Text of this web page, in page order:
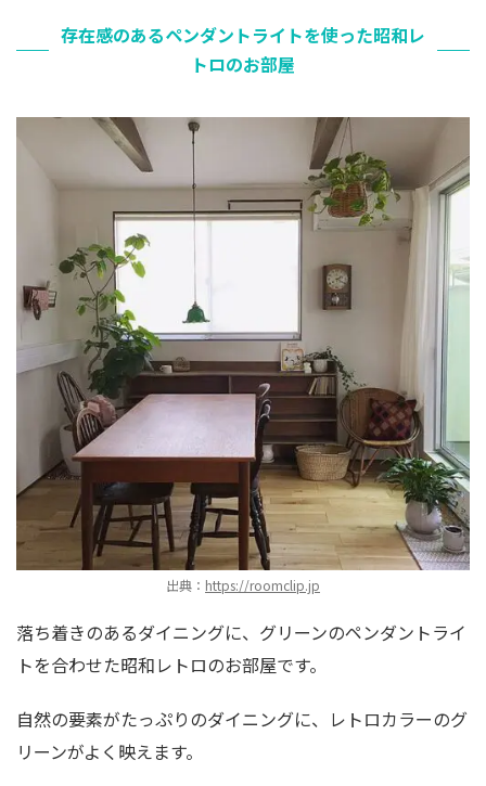
存在感のあるペンダントライトを使った昭和レ
トロのお部屋
出典： https://roomclip.jp
落ち着きのあるダイニングに、グリーンのペンダントライ
トを合わせた昭和レトロのお部屋です。
自然の要素がたっぷりのダイニングに、レトロカラーのグ
リーンがよく映えます。